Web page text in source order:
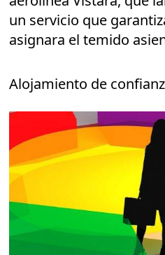
un servicio que
asignara el temido
Alojamiento de